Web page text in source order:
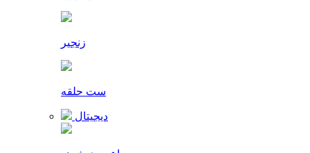
زنجیر
ست حلقه
دیجیتال